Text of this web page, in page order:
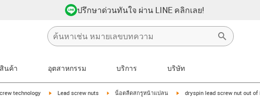
ปรึกษาด่วนทันใจ ผ่าน LINE คลิกเลย!
นค้า อุตสาหกรรม บริการ บริษัท
technology igus-icon-arrow-right
Lead screw nuts igus-icon-arrow-right
น็อตลีดสกรูหน้าแปลน igus-icon-arrow-right
dryspin lead screw nut out